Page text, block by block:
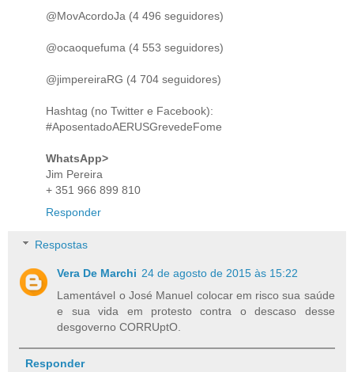
@MovAcordoJa (4 496 seguidores)
@ocaoquefuma (4 553 seguidores)
@jimpereiraRG (4 704 seguidores)
Hashtag (no Twitter e Facebook):
#AposentadoAERUSGrevedeFome
WhatsApp>
Jim Pereira
+ 351 966 899 810
Responder
Respostas
Vera De Marchi 24 de agosto de 2015 às 15:22
Lamentável o José Manuel colocar em risco sua saúde
e sua vida em protesto contra o descaso desse
desgoverno CORRUptO.
Responder